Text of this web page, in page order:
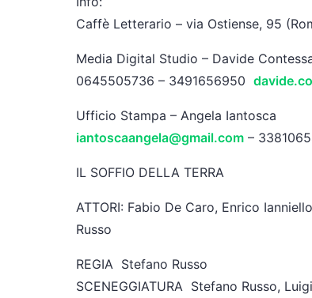
Caffè Letterario – via Ostiense, 95
Media Digital Studio – Davide
0645505736 – 3491656950
Ufficio Stampa – Angela Iantosca
iantoscaangela@gmail.com –
IL SOFFIO DELLA TERRA
ATTORI: Fabio De Caro, Enrico
Russo
REGIA Stefano Russo
SCENEGGIATURA Stefano Russo,